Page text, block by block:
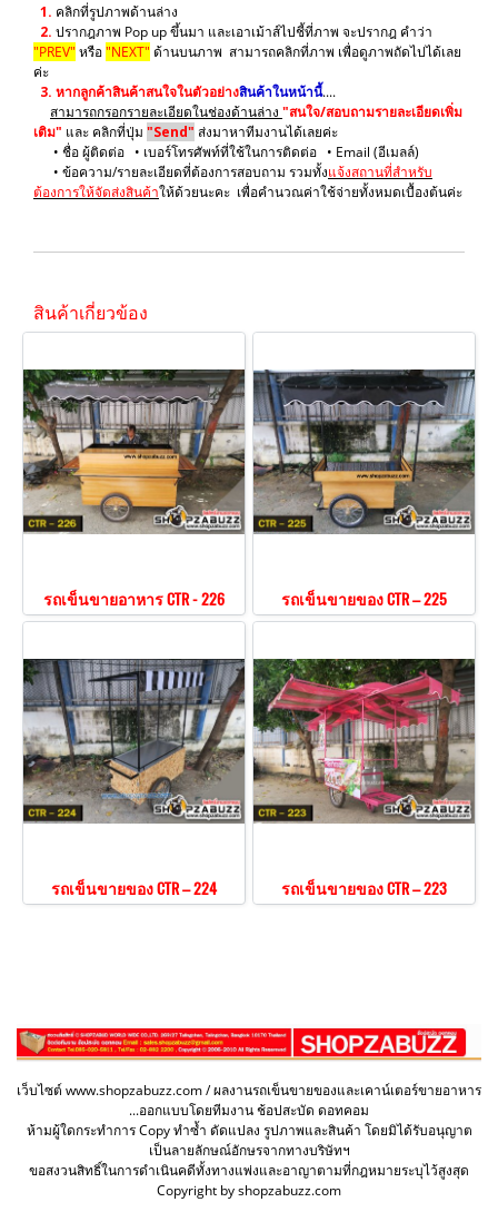
1. คลิกที่รูปภาพด้านล่าง
2. ปรากฎภาพ Pop up ขึ้นมา และเอาเม้าส์ไปชี้ที่ภาพ จะปรากฎ คำว่า
"PREV" หรือ"NEXT" ด้านบนภาพ สามารถคลิกที่ภาพ เพื่อดูภาพถัดไปได้เลย
ค่ะ
3. หากลูกค้าสินค้าสนใจในตัวอย่างสินค้าในหน้านี้....
สามารถกรอกรายละเอียดในช่องด้านล่าง "สนใจ/สอบถามรายละเอียดเพิ่ม
เติม" และ คลิกที่ปุ่ม "Send" ส่งมาหาทีมงานได้เลยค่ะ
• ชื่อ ผู้ติดต่อ • เบอร์โทรศัพท์ที่ใช้ในการติดต่อ • Email (อีเมลล์)
• ข้อความ/รายละเอียดที่ต้องการสอบถาม รวมทั้งแจ้งสถานที่สำหรับ
ต้องการให้จัดส่งสินค้าให้ด้วยนะคะ เพื่อคำนวณค่าใช้จ่ายทั้งหมดเบื้องต้นค่ะ
สินค้าเกี่ยวข้อง
รถเข็นขายอาหาร CTR - 226 รถเข็นขายของ CTR – 225
รถเข็นขายของ CTR – 224 รถเข็นขายของ CTR – 223
เว็บไซต์ www.shopzabuzz.com / ผลงานรถเข็นขายของและเคาน์เตอร์ขายอาหาร
...ออกแบบโดยทีมงาน ช้อปสะบัด ดอทคอม
ห้ามผู้ใดกระทำการ Copy ทำซ้ำ ดัดแปลง รูปภาพและสินค้า โดยมิได้รับอนุญาต
เป็นลายลักษณ์อักษรจากทางบริษัทฯ
ขอสงวนสิทธิ์ในการดำเนินคดีทั้งทางแพ่งและอาญาตามที่กฎหมายระบุไว้สูงสุด
Copyright by shopzabuzz.com